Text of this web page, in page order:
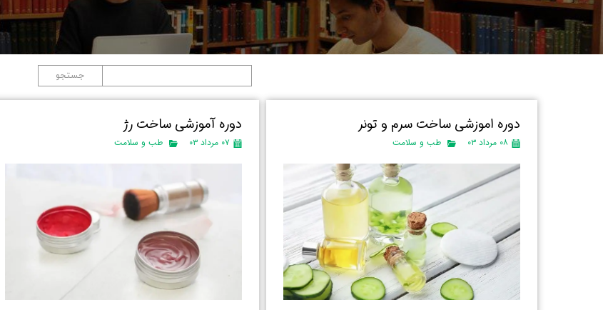
دوره اموزشی ساخت سرم و تونر
۰۸ مرداد ۰۳ طب و سلامت
دوره آموزشی ساخت رژ
۰۷ مرداد ۰۳ طب و سلامت
جستجو